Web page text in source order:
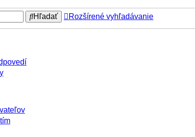
Hľadať Rozšírené vyhľadávanie